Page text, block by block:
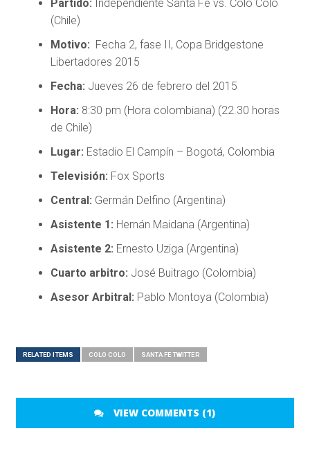
Partido: Independiente Santa Fe vs. Colo Colo
(Chile)
Motivo: Fecha 2, fase II, Copa Bridgestone
Libertadores 2015
Fecha: Jueves 26 de febrero del 2015
Hora: 8:30 pm (Hora colombiana) (22.30 horas
de Chile)
Lugar: Estadio El Campín – Bogotá, Colombia
Televisión: Fox Sports
Central: Germán Delfino (Argentina)
Asistente 1: Hernán Maidana (Argentina)
Asistente 2: Ernesto Uziga (Argentina)
Cuarto arbitro: José Buitrago (Colombia)
Asesor Arbitral: Pablo Montoya (Colombia)
RELATED ITEMS COLO COLO SANTA FE TWITTER
VIEW COMMENTS (1)